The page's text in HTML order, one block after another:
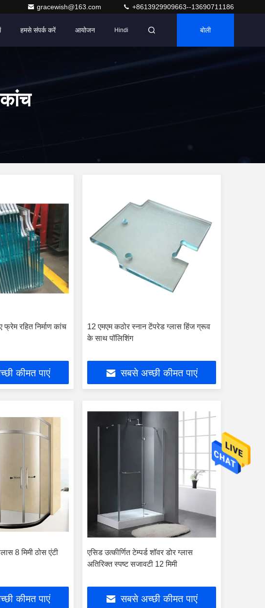
gracewish@163.com +8613929909663--13690711186
हमसे संपर्क करें आयोजन Hindi बोली
रहित निर्माण कांच
कीमत पाएं
12 एमएम कठोर स्नान टेंपरेड ग्लास हिंज ग्रूव
के साथ पॉलिशिंग
सबसे अच्छी कीमत पाएं
8 मिमी ठोस एंटी
कीमत पाएं
एसिड उत्कीर्णित टेम्पर्ड शॉवर डोर ग्लास
अतिरिक्त स्पष्ट सजावटी 12 मिमी
सबसे अच्छी कीमत पाएं